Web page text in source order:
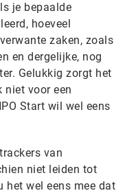
je bepaalde
hoeveel
zaken, zoals
en dergelijke, nog
Gelukkig zorgt het
niet voor een
Start wil wel eens
van
niet leiden tot
het wel eens mee dat